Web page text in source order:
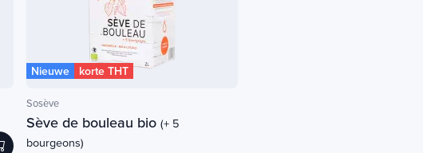
Nieuwe korte THT
Sosève
Sève de bouleau bio (+ 5
bourgeons)